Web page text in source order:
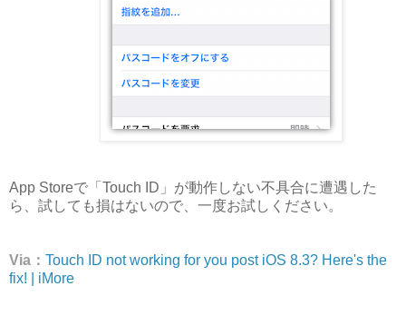
App Storeで「Touch ID」が動作しない不具合に遭遇した
ら、試しても損はないので、一度お試しください。
Via： Touch ID not working for you post iOS 8.3? Here's the
fix! | iMore